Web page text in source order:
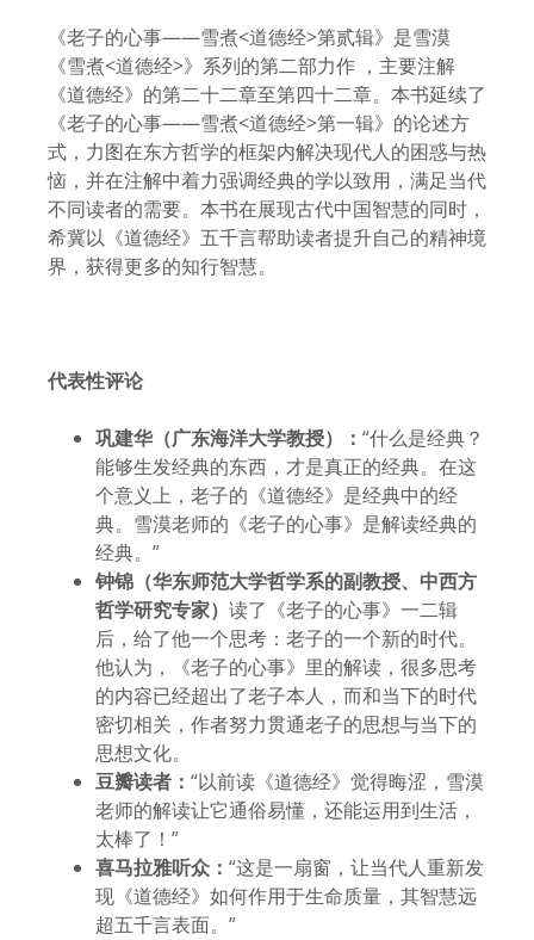
《老子的心事——雪煮<道德经>第贰辑》是雪漠
《雪煮<道德经>》系列的第二部力作 ，主要注解
《道德经》的第二十二章至第四十二章。本书延续了
《老子的心事——雪煮<道德经>第一辑》的论述方
式，力图在东方哲学的框架内解决现代人的困惑与热
恼，并在注解中着力强调经典的学以致用，满足当代
不同读者的需要。本书在展现古代中国智慧的同时，
希冀以《道德经》五千言帮助读者提升自己的精神境
界，获得更多的知行智慧。
代表性评论
巩建华（广东海洋大学教授）： “什么是经典？
能够生发经典的东西，才是真正的经典。在这
个意义上，老子的《道德经》是经典中的经
典。雪漠老师的《老子的心事》是解读经典的
经典。”
钟锦（华东师范大学哲学系的副教授、中西方
哲学研究专家） 读了《老子的心事》一二辑
后，给了他一个思考：老子的一个新的时代。
他认为，《老子的心事》里的解读，很多思考
的内容已经超出了老子本人，而和当下的时代
密切相关，作者努力贯通老子的思想与当下的
思想文化。
豆瓣读者： “以前读《道德经》觉得晦涩，雪漠
老师的解读让它通俗易懂，还能运用到生活，
太棒了！”
喜马拉雅听众： “这是一扇窗，让当代人重新发
现《道德经》如何作用于生命质量，其智慧远
超五千言表面。”